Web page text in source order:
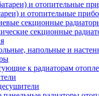
и отопительные
секционные
секционные
напольные и
к радиаторам